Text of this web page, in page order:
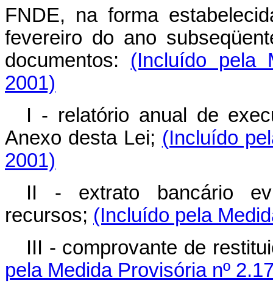
FNDE, na forma
fevereiro do ano
documentos: (Incluído pela
2001)
I - relatório anual de
Anexo desta Lei; (Incluído
2001)
II - extrato bancário
recursos; (Incluído pela
III - comprovante de
pela Medida Provisória nº